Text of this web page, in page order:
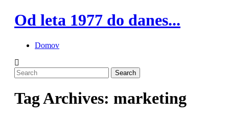
Skip
to
Od leta 1977 do danes...
Domov
Tag Archives: marketing